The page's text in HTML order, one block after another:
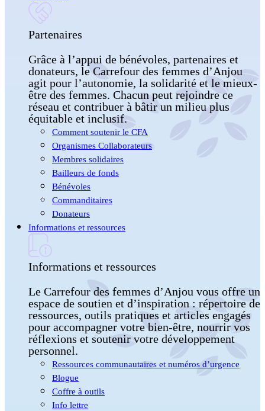
Partenaires
Grâce à l’appui de bénévoles, partenaires et
donateurs, le Carrefour des femmes d’Anjou
agit pour l’autonomie, la solidarité et le mieux-
être des femmes. Chacun peut rejoindre ce
réseau et contribuer à bâtir un milieu plus
équitable et inclusif.
Comment soutenir le CFA
Organismes Collaborateurs
Membres solidaires
Bailleurs de fonds
Bénévoles
Commanditaires
Donateurs
Informations et ressources
Informations et ressources
Le Carrefour des femmes d’Anjou vous offre un
espace de soutien et d’inspiration : répertoire de
ressources, outils pratiques et articles engagés
pour accompagner votre bien-être, nourrir vos
réflexions et soutenir votre développement
personnel.
Ressources communautaires et numéros d’urgence
Blogue
Coffre à outils
Info lettre